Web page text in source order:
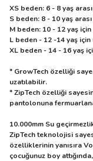
XS beden: 6 - 8 yaş
S beden: 8 - 10 yaş
M beden: 10 - 12 yaş
L beden - 12 -14 yaş
XL beden - 14 - 16 yaş
* GrowTech özelliği
uzatılabilir.
* ZipTech özelliği
pantolonuna
10.000mm Su
ZipTech teknolojisi
özelliklerinin yanısıra
çocuğunuz boy